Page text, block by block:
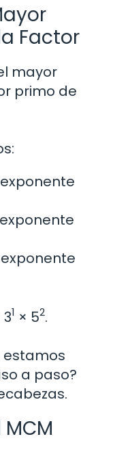
Factor
mayor
primo de
31 × 52.
estamos
a paso?